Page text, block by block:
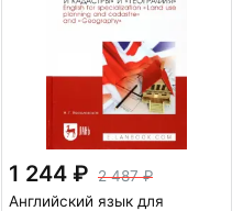
1 244
2 487
Английский язык для